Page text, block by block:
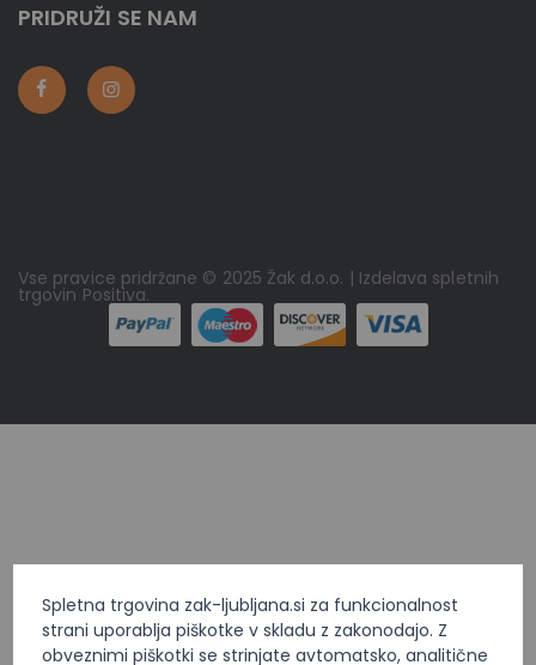
Spletna trgovina zak-ljubljana.si za funkcionalnost
strani uporablja piškotke v skladu z zakonodajo. Z
obveznimi piškotki se strinjate avtomatsko, analitične
PRIDRUŽI SE NAM
Vse pravice pridržane © 2025 Žak d.o.o. | Izdelava spletnih
trgovin Positiva.